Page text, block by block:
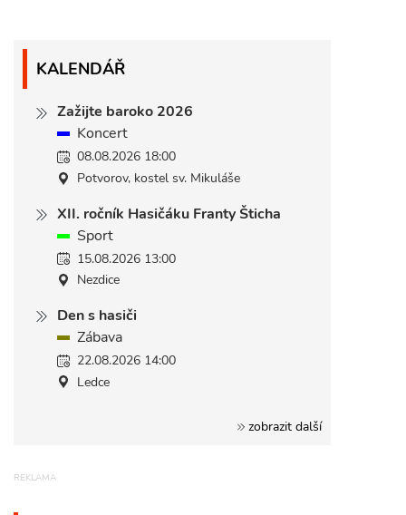
KALENDÁŘ
Zažijte baroko 2026
Koncert
08.08.2026 18:00
Potvorov, kostel sv. Mikuláše
XII. ročník Hasičáku Franty Šticha
Sport
15.08.2026 13:00
Nezdice
Den s hasiči
Zábava
22.08.2026 14:00
Ledce
zobrazit další